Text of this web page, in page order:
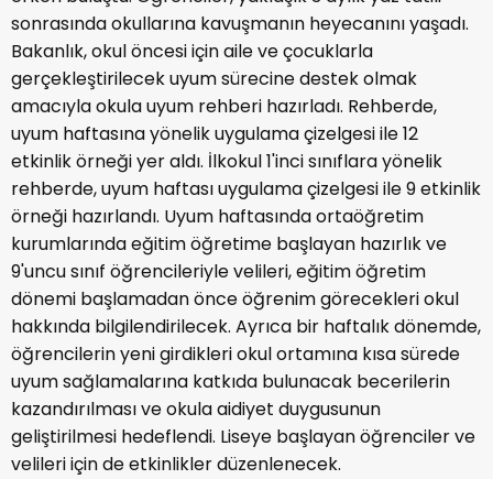
sonrasında okullarına kavuşmanın heyecanını yaşadı.
Bakanlık, okul öncesi için aile ve çocuklarla
gerçekleştirilecek uyum sürecine destek olmak
amacıyla okula uyum rehberi hazırladı. Rehberde,
uyum haftasına yönelik uygulama çizelgesi ile 12
etkinlik örneği yer aldı. İlkokul 1'inci sınıflara yönelik
rehberde, uyum haftası uygulama çizelgesi ile 9 etkinlik
örneği hazırlandı. Uyum haftasında ortaöğretim
kurumlarında eğitim öğretime başlayan hazırlık ve
9'uncu sınıf öğrencileriyle velileri, eğitim öğretim
dönemi başlamadan önce öğrenim görecekleri okul
hakkında bilgilendirilecek. Ayrıca bir haftalık dönemde,
öğrencilerin yeni girdikleri okul ortamına kısa sürede
uyum sağlamalarına katkıda bulunacak becerilerin
kazandırılması ve okula aidiyet duygusunun
geliştirilmesi hedeflendi. Liseye başlayan öğrenciler ve
velileri için de etkinlikler düzenlenecek.